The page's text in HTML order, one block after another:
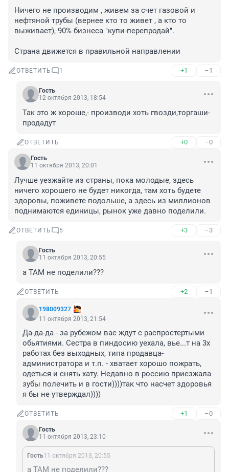
Ничего не производим , живем за счет газовой и
нефтяной трубы (вернее кто то живет , а кто то
выживает), 90% бизнеса "купи-перепродай".
Страна движется в правильной направлении
ОТВЕТИТЬ 1 +1 –1
Гость
12 октября 2013, 18:54
Так это ж хороше,- производи хоть гвозди,торгаши-
продадут
ОТВЕТИТЬ +0 –0
Гость
11 октября 2013, 20:01
Лучше уезжайте из страны, пока молодые, здесь
ничего хорошего не будет никогда, там хоть будете
здоровы, поживете подольше, а здесь из миллионов
поднимаются единицы, рынок уже давно поделили.
ОТВЕТИТЬ 5 +3 –3
Гость
11 октября 2013, 20:55
а ТАМ не поделили???
ОТВЕТИТЬ +2 –1
198009327
11 октября 2013, 21:54
Да-да-да - за рубежом вас ждут с распростертыми
обьятиями. Сестра в пиндосию уехала, вье...т на 3х
работах без выходных, типа продавца-
администратора и т.п. - хватает хорошо пожрать,
одеться и снять хату. Недавно в россию приезжала
зубы полечить и в гости))))так что насчет здоровья
я бы не утверждал))))
ОТВЕТИТЬ +1 –0
Гость
11 октября 2013, 23:10
Гость11 октября 2013, 20:55
а ТАМ не поделили???